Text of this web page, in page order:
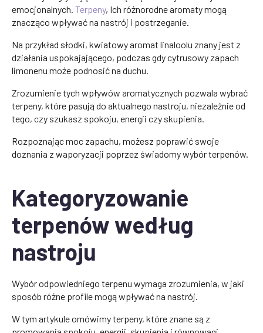
emocjonalnych. Terpeny, Ich różnorodne aromaty mogą
znacząco wpływać na nastrój i postrzeganie.
Na przykład słodki, kwiatowy aromat linaloolu znany jest z
działania uspokajającego, podczas gdy cytrusowy zapach
limonenu może podnosić na duchu.
Zrozumienie tych wpływów aromatycznych pozwala wybrać
terpeny, które pasują do aktualnego nastroju, niezależnie od
tego, czy szukasz spokoju, energii czy skupienia.
Rozpoznając moc zapachu, możesz poprawić swoje
doznania z waporyzacji poprzez świadomy wybór terpenów.
Kategoryzowanie
terpenów według
nastroju
Wybór odpowiedniego terpenu wymaga zrozumienia, w jaki
sposób różne profile mogą wpływać na nastrój.
W tym artykule omówimy terpeny, które znane są z